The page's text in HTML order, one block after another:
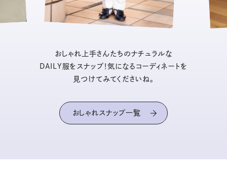
おしゃれ上手さんたちのナチュラルな
DAILY服をスナップ！気になるコーディネートを
見つけてみてくださいね。
おしゃれスナップ一覧